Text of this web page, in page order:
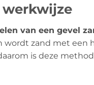
werkwijze
van een gevel
wordt zand met
is deze